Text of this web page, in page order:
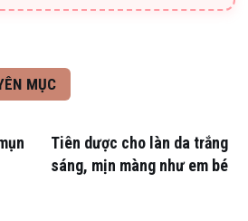
MỤC
Tiên dược cho làn da trắng
sáng, mịn màng như em bé